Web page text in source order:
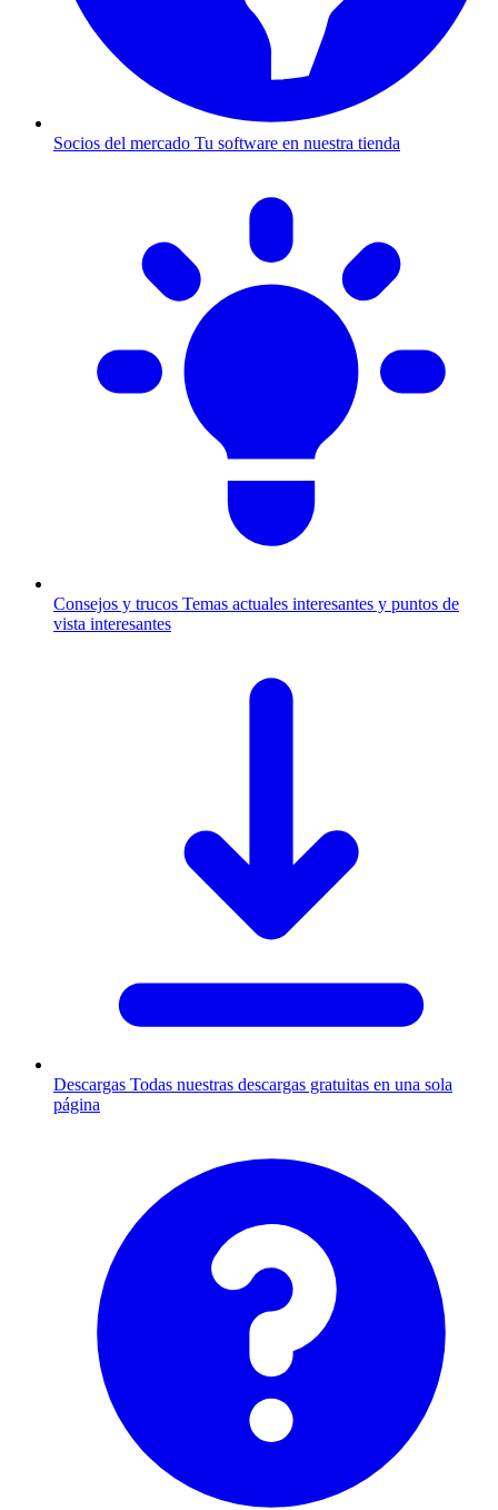
Socios del mercado Tu software en nuestra tienda
Consejos y trucos Temas actuales interesantes y puntos de
vista interesantes
Descargas Todas nuestras descargas gratuitas en una sola
página